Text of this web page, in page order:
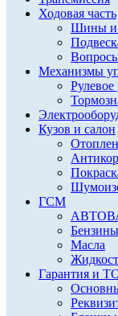
Ходовая часть
Шины и
Механизмы
Рулевое
Кузов и салон
ГСМ
Бензины
Масла
Гарантия и